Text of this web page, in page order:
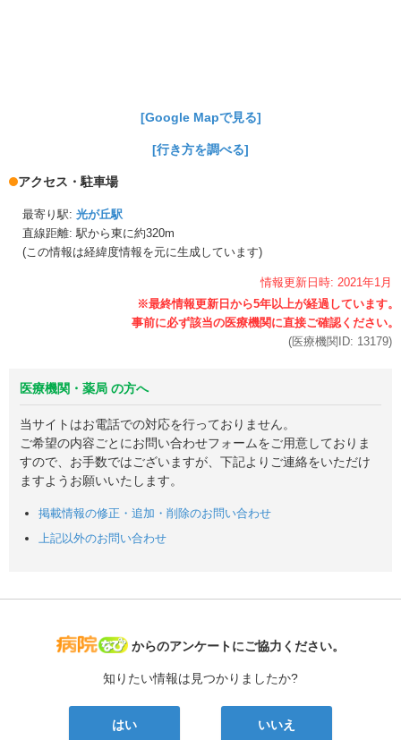
[Google Mapで見る]
[行き方を調べる]
アクセス・駐車場
最寄り駅: 光が丘駅
直線距離: 駅から東に約320m
(この情報は経緯度情報を元に生成しています)
情報更新日時: 2021年1月
(医療機関ID: 13179)
医療機関・薬局 の方へ
当サイトはお電話での対応を行っておりません。
ご希望の内容ごとにお問い合わせフォームをご用意しておりま
すので、お手数ではございますが、下記よりご連絡をいただけ
ますようお願いいたします。
掲載情報の修正・追加・削除のお問い合わせ
上記以外のお問い合わせ
病院なび
からのアンケートにご協力ください。
知りたい情報は見つかりましたか?
はい いいえ